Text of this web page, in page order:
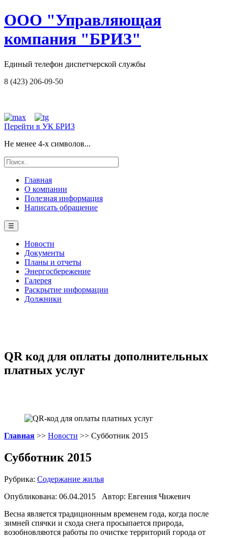
ООО "Управляющая
компания "БРИЗ"
Единый телефон диспетчерской службы
8 (423) 206-09-50
Перейти в УК БРИЗ
Не менее 4-х символов...
Главная
О компании
Полезная информация
Написать обращение
☰
Новости
Документы
Планы и отчеты
Энергосбережение
Галерея
Раскрытие информации
Должники
QR код для оплаты дополнительных
платных услуг
Главная >> Новости >> Субботник 2015
Субботник 2015
Рубрика: Содержание жилья
Опубликована: 06.04.2015 Автор: Евгения Чижевич
Весна является традиционным временем года, когда после
зимней спячки и схода снега просыпается природа,
возобновляются работы по очистке территорий города от